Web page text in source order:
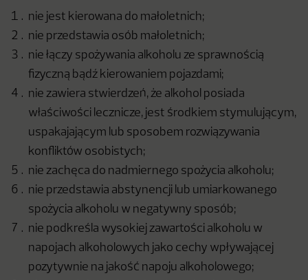
nie jest kierowana do małoletnich;
nie przedstawia osób małoletnich;
nie łączy spożywania alkoholu ze sprawnością
fizyczną bądź kierowaniem pojazdami;
nie zawiera stwierdzeń, że alkohol posiada
właściwości lecznicze, jest środkiem stymulującym,
uspakajającym lub sposobem rozwiązywania
konfliktów osobistych;
nie zachęca do nadmiernego spożycia alkoholu;
nie przedstawia abstynencji lub umiarkowanego
spożycia alkoholu w negatywny sposób;
nie podkreśla wysokiej zawartości alkoholu w
napojach alkoholowych jako cechy wpływającej
pozytywnie na jakość napoju alkoholowego;